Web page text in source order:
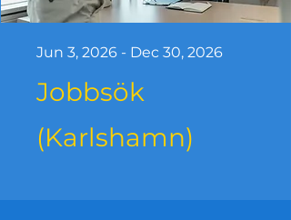
Jobbsök​
(Karlshamn)
Jun 3, 2026 - Dec 30, 2026